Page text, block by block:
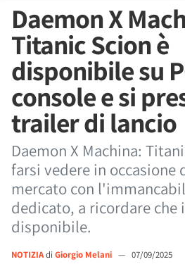
Daemon X
Titanic Scion è
disponibile su
console e si
trailer di lancio
Daemon X Machina:
farsi vedere in occasione
mercato con
dedicato, a ricordare che
disponibile.
NOTIZIAdi Giorgio Melani — 07/09/2025